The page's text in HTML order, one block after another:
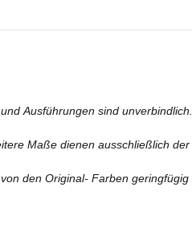
Ausführungen sind
Maße dienen ausschließlich
den Original- Farben geringfügig